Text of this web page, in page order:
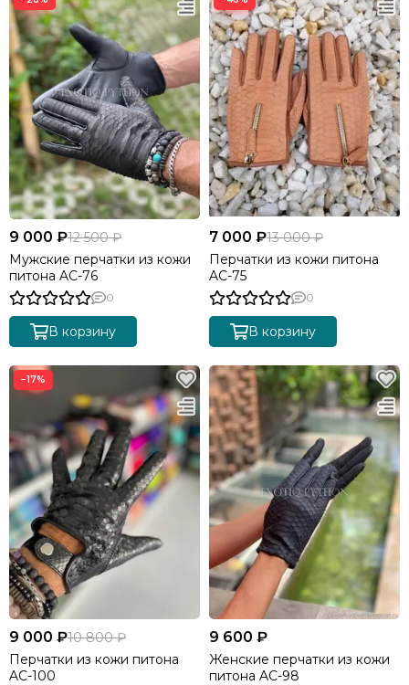
9 000 ₽12 500 ₽
Мужские перчатки из кожи
питона AC-76
0
В корзину
7 000 ₽13 000 ₽
Перчатки из кожи питона
AC-75
0
В корзину
−17%
9 000 ₽10 800 ₽
Перчатки из кожи питона
AC-100
9 600 ₽
Женские перчатки из кожи
питона AC-98